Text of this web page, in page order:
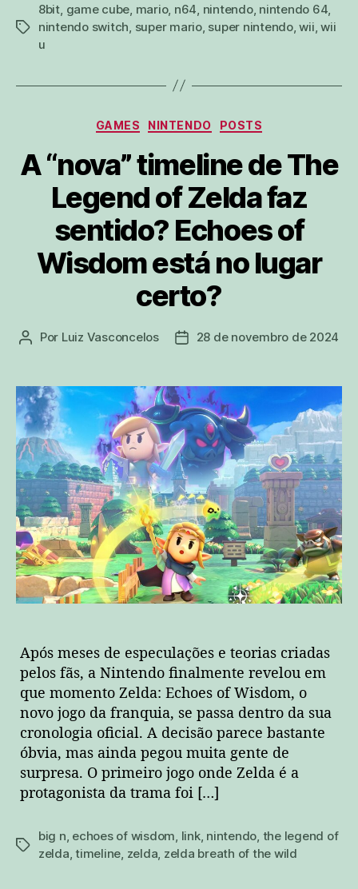
tags
8bit, game cube, mario, n64, nintendo, nintendo 64,
nintendo switch, super mario, super nintendo,wii,wii
u
Categorias
GAMES NINTENDO POSTS
A “nova” timeline de The
Legend of Zelda faz
sentido? Echoes of
Wisdom está no lugar
certo?
Autor
Por Luiz Vasconcelos
Data28 de novembro de 2024
Após meses de especulações e teorias criadas
pelos fãs, a Nintendo finalmente revelou em
que momento Zelda: Echoes of Wisdom, o
novo jogo da franquia, se passa dentro da sua
cronologia oficial. A decisão parece bastante
óbvia, mas ainda pegou muita gente de
surpresa. O primeiro jogo onde Zelda é a
protagonista da trama foi […]
tags
big n, echoes of wisdom, link, nintendo, the legend of
zelda,timeline, zelda, zelda breath of the wild